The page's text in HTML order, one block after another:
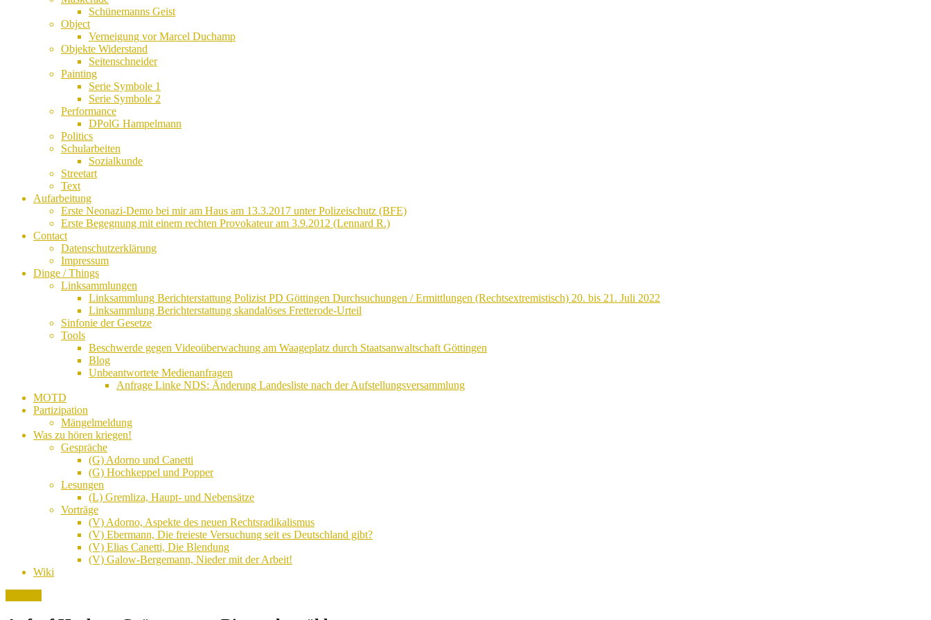
Schünemanns Geist
Object
Verneigung vor Marcel Duchamp
Objekte Widerstand
Seitenschneider
Painting
Serie Symbole 1
Serie Symbole 2
Performance
DPolG Hampelmann
Politics
Schularbeiten
Sozialkunde
Streetart
Text
Aufarbeitung
Erste Neonazi-Demo bei mir am Haus am 13.3.2017 unter Polizeischutz (BFE)
Erste Begegnung mit einem rechten Provokateur am 3.9.2012 (Lennard R.)
Contact
Datenschutzerklärung
Impressum
Dinge / Things
Linksammlungen
Linksammlung Berichterstattung Polizist PD Göttingen Durchsuchungen / Ermittlungen (Rechtsextremistisch) 20. bis 21. Juli 2022
Linksammlung Berichterstattung skandalöses Fretterode-Urteil
Sinfonie der Gesetze
Tools
Beschwerde gegen Videoüberwachung am Waageplatz durch Staatsanwaltschaft Göttingen
Blog
Unbeantwortete Medienanfragen
Anfrage Linke NDS: Änderung Landesliste nach der Aufstellungsversammlung
MOTD
Partizipation
Mängelmeldung
Was zu hören kriegen!
Gespräche
(G) Adorno und Canetti
(G) Hochkeppel und Popper
Lesungen
(L) Gremliza, Haupt- und Nebensätze
Vorträge
(V) Adorno, Aspekte des neuen Rechtsradikalismus
(V) Ebermann, Die freieste Versuchung seit es Deutschland gibt?
(V) Elias Canetti, Die Blendung
(V) Galow-Bergemann, Nieder mit der Arbeit!
Wiki